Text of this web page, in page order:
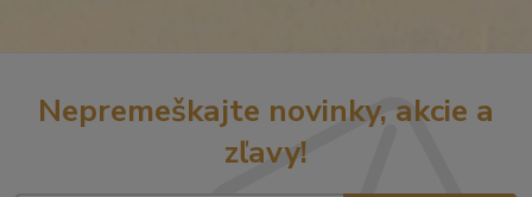
Nepremeškajte novinky, akcie a
zľavy!